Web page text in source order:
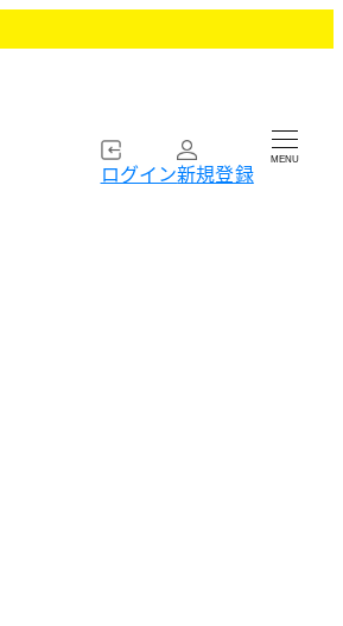
ログイン新規登録 MENU